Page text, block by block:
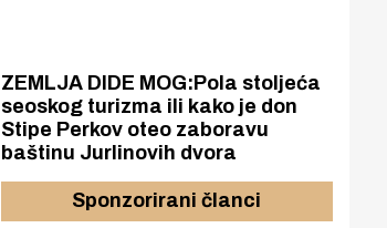
ZEMLJA DIDE MOG:Pola stoljeća
seoskog turizma ili kako je don
Stipe Perkov oteo zaboravu
baštinu Jurlinovih dvora
Sponzorirani članci